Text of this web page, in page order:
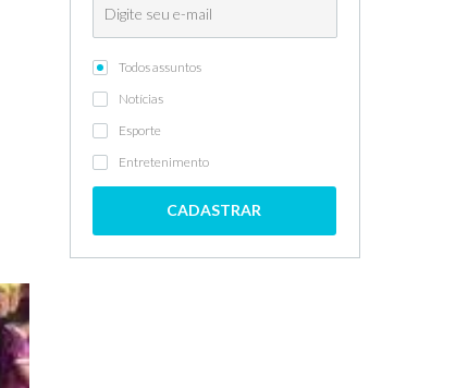
Todos assuntos
Notícias
Esporte
Entretenimento
CADASTRAR